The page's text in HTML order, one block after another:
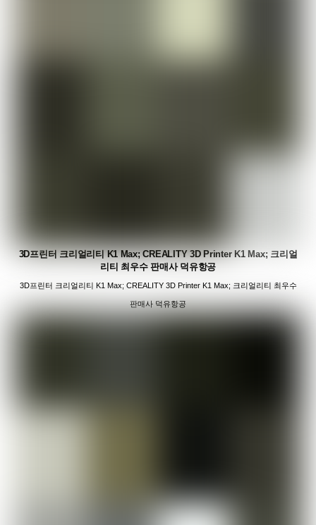
3D프린터 크리얼리티 K1 Max; CREALITY 3D Printer K1 Max; 크리얼
리티 최우수 판매사 덕유항공
3D프린터 크리얼리티 K1 Max; CREALITY 3D Printer K1 Max; 크리얼리티 최우수
판매사 덕유항공